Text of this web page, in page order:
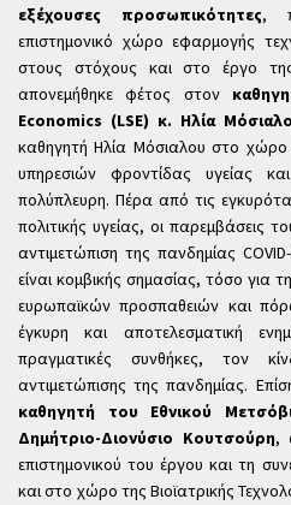
εξέχουσες προσωπικότητες,
επιστημονικό χώρο εφαρμογής
στους στόχους και στο έργο
απονεμήθηκε φέτος στον
Economics (LSE) κ. Ηλία Μόσιαλο
καθηγητή Ηλία Μόσιαλου στο χώρο
υπηρεσιών φροντίδας υγείας
πολύπλευρη. Πέρα από τις
πολιτικής υγείας, οι παρεμβάσεις
αντιμετώπιση της πανδημίας
είναι κομβικής σημασίας, τόσο για
ευρωπαϊκών προσπαθειών και
έγκυρη και αποτελεσματική
πραγματικές συνθήκες, τον
αντιμετώπισης της πανδημίας.
καθηγητή του Εθνικού
Δημήτριο-Διονύσιο Κουτσούρη,
επιστημονικού του έργου και τη
και στο χώρο της Βιοϊατρικής